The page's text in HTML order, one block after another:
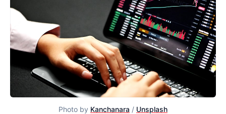
Photo by Kanchanara / Unsplash